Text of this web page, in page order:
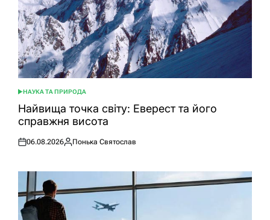
ОПУБЛІКУВАТИ
У
НАУКА ТА ПРИРОДА
Найвища точка світу: Еверест та його
справжня висота
Оприлюднено
06.08.2026
Опубліковано
Понька Святослав